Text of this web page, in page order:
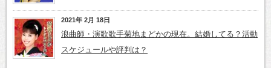
2021年 2月 18日
浪曲師・演歌歌手菊地まどかの現在。結婚してる？活動
スケジュールや評判は？